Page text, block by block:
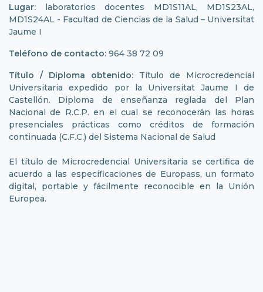
Lugar: laboratorios docentes MD1S11AL, MD1S23AL,
MD1S24AL - Facultad de Ciencias de la Salud – Universitat
Jaume I
Teléfono de contacto: 964 38 72 09
Título / Diploma obtenido: Título de Microcredencial
Universitaria expedido por la Universitat Jaume I de
Castellón. Diploma de enseñanza reglada del Plan
Nacional de R.C.P. en el cual se reconocerán las horas
presenciales prácticas como créditos de formación
continuada (C.F.C.) del Sistema Nacional de Salud
El título de Microcredencial Universitaria se certifica de
acuerdo a las especificaciones de Europass, un formato
digital, portable y fácilmente reconocible en la Unión
Europea.